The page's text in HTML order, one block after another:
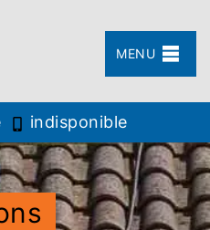
MENU
indisponible